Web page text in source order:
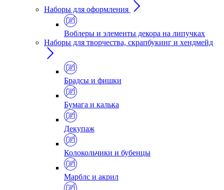
Наборы для оформления
Воблеры и элементы декора на липучках
Наборы для творчества, скрапбукинг и хендмейд
Брадсы и фишки
Бумага и калька
Декупаж
Колокольчики и бубенцы
Марблс и акрил